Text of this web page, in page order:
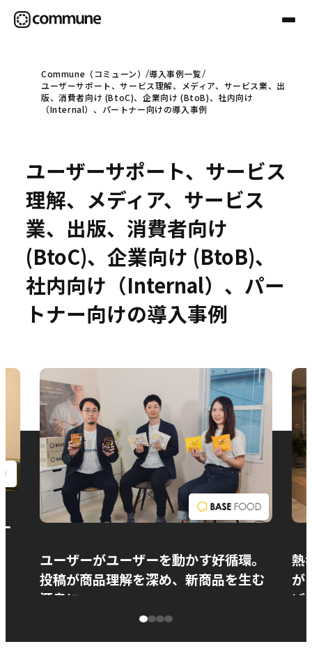
Communeについて
事例
セミナー
お役立ち情報
Commune（コミューン）
導入事例一覧
ユーザーサポート、サービス理解、メディア、サービス業、出
版、消費者向け (BtoC)、企業向け (BtoB)、社内向け
（Internal）、パートナー向けの導入事例
ユーザーサポート、サービス
理解、メディア、サービス
業、出版、消費者向け
(BtoC)、企業向け (BtoB)、
社内向け（Internal）、パー
トナー向けの導入事例
ユーザーがユーザーを動かす好循環。
投稿が商品理解を深め、新商品を生む
源泉に
熱
が
ぱ